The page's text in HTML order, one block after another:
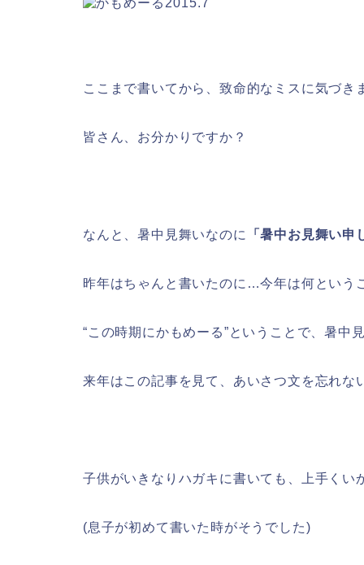
ここまで書いてから、致命的なミスに気づき
皆さん、お分かりですか？
なんと、暑中見舞いなのに 「暑中お見舞い申
昨年はちゃんと書いたのに…今年は何という
“この時期にかもめーる”ということで、暑中
来年はこの記事を見て、あいさつ文を忘れな
子供がいきなりハガキに書いても、上手くい
(息子が初めて書いた時がそうでした)